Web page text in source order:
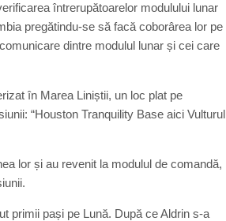
întrerupătoarelor modulului lunar
pregătindu-se să facă coborârea lor pe
dintre modulul lunar și cei care
în Marea Liniștii, un loc plat pe
“Houston Tranquility Base aici Vulturul
lor și au revenit la modulul de comandă,
primii pași pe Lună. După ce Aldrin s-a